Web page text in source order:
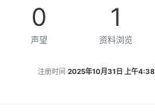
0
声望
1
资料浏览
注册时间 2025年10月31日 上午4:38